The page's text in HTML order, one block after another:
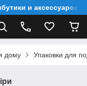
и аксессуаров
дому Упаковки для